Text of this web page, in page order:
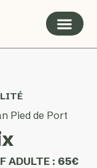
Pied de Port
ADULTE : 65€